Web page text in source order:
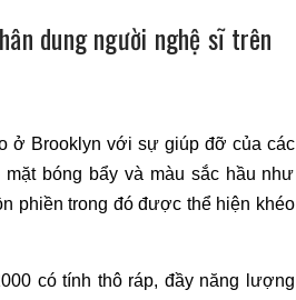
dung người nghệ sĩ trên
ở Brooklyn với sự giúp đỡ của các
bóng bẩy và màu sắc hầu như
phiền trong đó được thể hiện khéo
có tính thô ráp, đầy năng lượng